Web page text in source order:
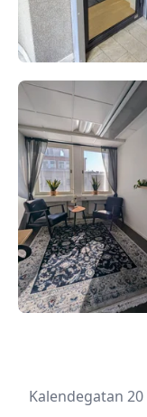
Kalendegatan 20